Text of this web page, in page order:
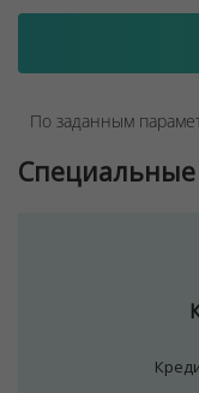
По заданным
Специальные